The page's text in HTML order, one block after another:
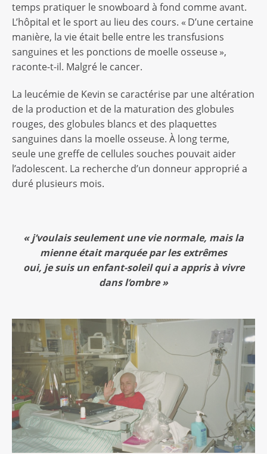
temps pratiquer le snowboard à fond comme avant.
L’hôpital et le sport au lieu des cours. « D’une certaine
manière, la vie était belle entre les transfusions
sanguines et les ponctions de moelle osseuse »,
raconte-t-il. Malgré le cancer.
La leucémie de Kevin se caractérise par une altération
de la production et de la maturation des globules
rouges, des globules blancs et des plaquettes
sanguines dans la moelle osseuse. À long terme,
seule une greffe de cellules souches pouvait aider
l’adolescent. La recherche d’un donneur approprié a
duré plusieurs mois.
«j’voulais seulement une vie normale, mais la
mienne était marquée par les extrêmes
oui, je suis un enfant-soleil qui a appris à vivre
dans l’ombre »